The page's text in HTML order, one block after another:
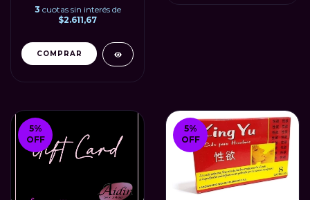
3 cuotas sin interés de
$2.611,67
5%
OFF
5%
OFF